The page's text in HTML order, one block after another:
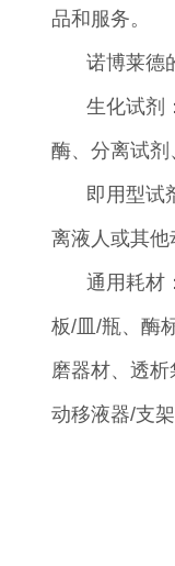
品和服务。
诺博莱德
生化试剂
酶、分离试
即用型试
离液人或其
通用耗材
板/皿/瓶、酶
磨器材、透
动移液器/支